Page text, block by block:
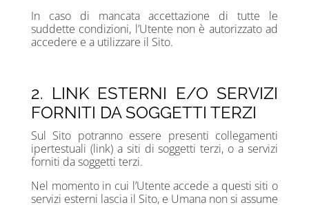
In caso di mancata accettazione di tutte le
suddette condizioni, l’Utente non è autorizzato ad
accedere e a utilizzare il Sito.
2. LINK ESTERNI E/O SERVIZI
FORNITI DA SOGGETTI TERZI
Sul Sito potranno essere presenti collegamenti
ipertestuali (link) a siti di soggetti terzi, o a servizi
forniti da soggetti terzi.
Nel momento in cui l’Utente accede a questi siti o
servizi esterni lascia il Sito, e Umana non si assume